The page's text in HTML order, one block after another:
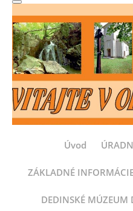
Úvod
ZÁKLADNÉ
DEDINSKÉ MÚZEUM